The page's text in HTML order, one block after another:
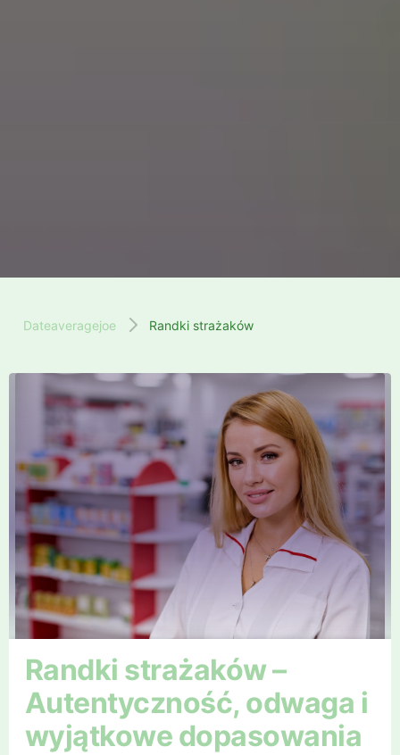
Dateaveragejoe Randki strażaków
Randki strażaków –
Autentyczność, odwaga i
wyjątkowe dopasowania